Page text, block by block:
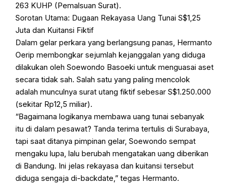
263 KUHP (Pemalsuan Surat).
Sorotan Utama: Dugaan Rekayasa Uang Tunai S$1,25
Juta dan Kuitansi Fiktif
Dalam gelar perkara yang berlangsung panas, Hermanto
Oerip membongkar sejumlah kejanggalan yang diduga
dilakukan oleh Soewondo Basoeki untuk menguasai aset
secara tidak sah. Salah satu yang paling mencolok
adalah munculnya surat utang fiktif sebesar S$1.250.000
(sekitar Rp12,5 miliar).
“Bagaimana logikanya membawa uang tunai sebanyak
itu di dalam pesawat? Tanda terima tertulis di Surabaya,
tapi saat ditanya pimpinan gelar, Soewondo sempat
mengaku lupa, lalu berubah mengatakan uang diberikan
di Bandung. Ini jelas rekayasa dan kuitansi tersebut
diduga sengaja di-backdate,” tegas Hermanto.